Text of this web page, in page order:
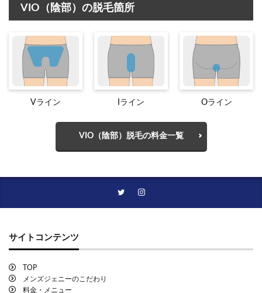
VIO（陰部）の脱毛箇所
Vライン Iライン Oライン
VIO（陰部）脱毛の料金一覧
サイトコンテンツ
TOP
メンズジェニーのこだわり
料金・メニュー